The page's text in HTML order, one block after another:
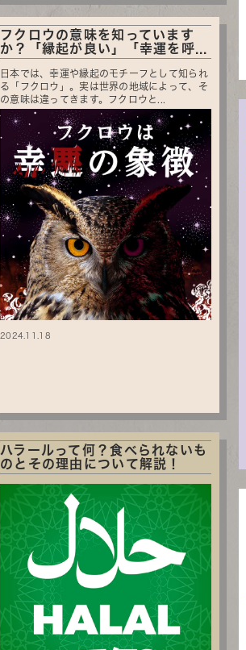
フクロウの意味を知っています
か？「縁起が良い」「幸運を呼...
日本では、幸運や縁起のモチーフとして知られ
る「フクロウ」。実は世界の地域によって、そ
の意味は違ってきます。フクロウと...
2024.11.18
ハラールって何？食べられないも
のとその理由について解説！